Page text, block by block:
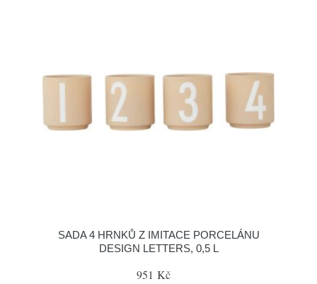
SADA 4 HRNKŮ Z IMITACE PORCELÁNU
DESIGN LETTERS, 0,5 L
951 Kč